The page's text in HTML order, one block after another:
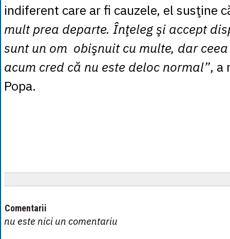
indiferent care ar fi cauzele, el susţine
mult prea departe. Înţeleg şi accept
sunt un om obişnuit cu multe, dar
acum cred că nu este deloc normal”, a
Popa.
Comentarii
nu este nici un comentariu